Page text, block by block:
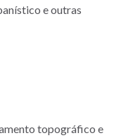
e outras
topográfico e